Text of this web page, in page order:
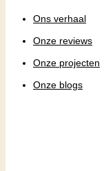
Ons verhaal
Onze reviews
Onze projecten
Onze blogs